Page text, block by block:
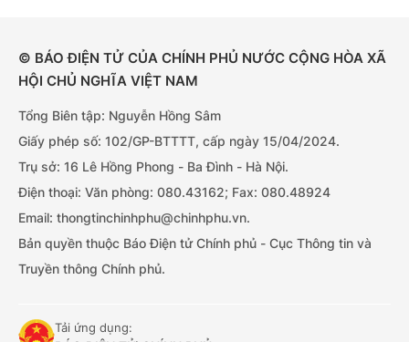
© BÁO ĐIỆN TỬ CỦA CHÍNH PHỦ NƯỚC CỘNG HÒA XÃ
HỘI CHỦ NGHĨA VIỆT NAM
Tổng Biên tập: Nguyễn Hồng Sâm
Giấy phép số: 102/GP-BTTTT, cấp ngày 15/04/2024.
Trụ sở: 16 Lê Hồng Phong - Ba Đình - Hà Nội.
Điện thoại: Văn phòng: 080.43162; Fax: 080.48924
Email: thongtinchinhphu@chinhphu.vn.
Bản quyền thuộc Báo Điện tử Chính phủ - Cục Thông tin và
Truyền thông Chính phủ.
Tải ứng dụng: